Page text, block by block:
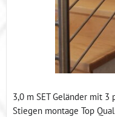
3,0 m SET Geländer mit
Stiegen montage Top